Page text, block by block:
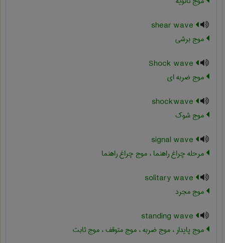
موج برشي
موج ضربه ای
موج شوک
مرحله چراغ راهنما ، موج چراغ راهنما
موج مجرد
موج پایدار ، موج ضربه ، موج متوقف ، موج ثابت